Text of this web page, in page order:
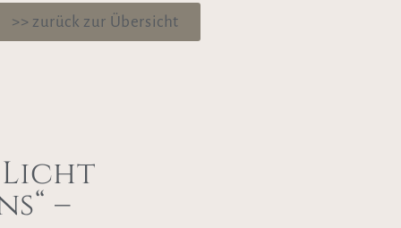
>> zurück zur Übersicht
–